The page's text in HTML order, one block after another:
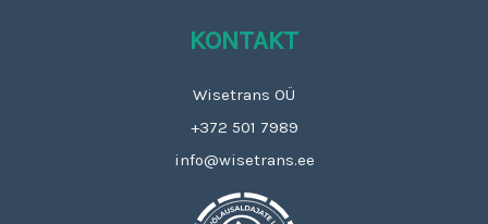
KONTAKT
Wisetrans OÜ
+372 501 7989
info@wisetrans.ee